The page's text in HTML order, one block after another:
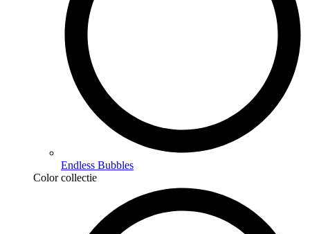
Endless Bubbles
Color collectie